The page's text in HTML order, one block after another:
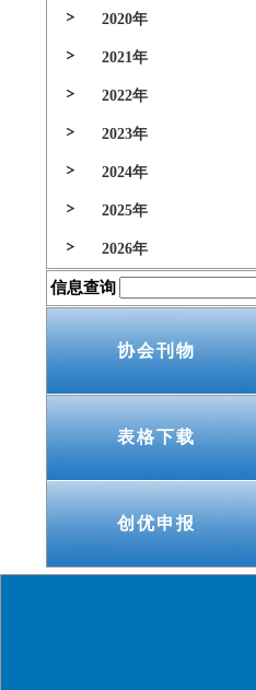
2020年
2021年
2022年
2023年
2024年
2025年
2026年
信息查询
协会刊物
表格下载
创优申报